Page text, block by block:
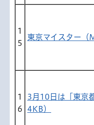
1
5
東京マイスター（
1
6
3月10日は「東京
4KB）